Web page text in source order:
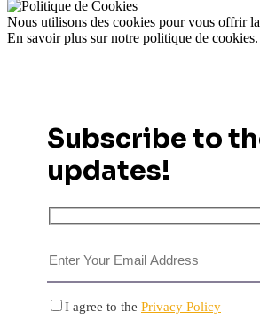
Nous utilisons des cookies pour vous offrir
En savoir plus sur notre politique de cookies.
Subscribe to
updates!
I agree to the Privacy Policy